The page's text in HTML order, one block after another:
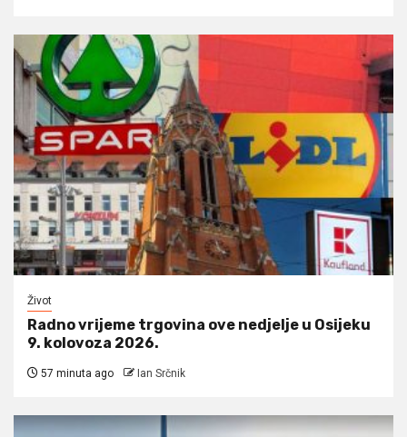
Život
Radno vrijeme trgovina ove nedjelje u Osijeku
9. kolovoza 2026.
57 minuta ago Ian Srčnik